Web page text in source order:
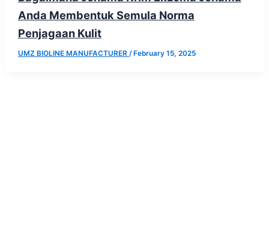
Anda Membentuk Semula Norma
Penjagaan Kulit
UMZ BIOLINE MANUFACTURER / February 15, 2025